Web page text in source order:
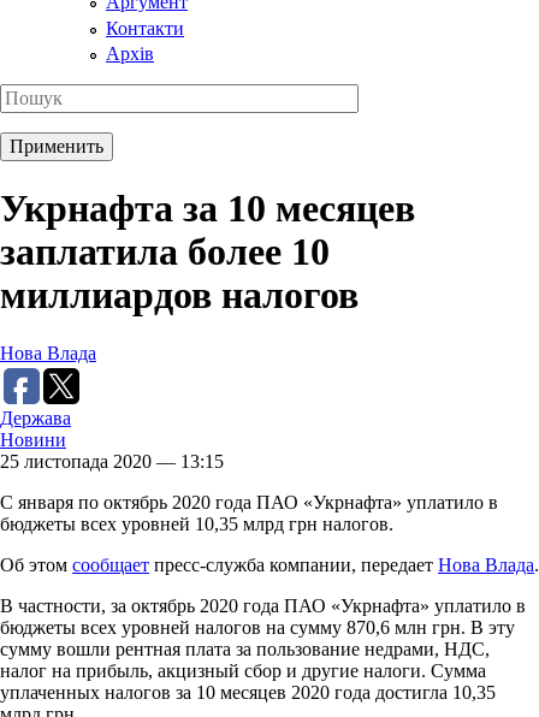
Контакти
Архів
Укрнафта за 10 месяцев
заплатила более 10
миллиардов налогов
Нова Влада
Держава
Новини
25 листопада 2020 — 13:15
С января по октябрь 2020 года ПАО «Укрнафта» уплатило в
бюджеты всех уровней 10,35 млрд грн налогов.
Об этом сообщает пресс-служба компании, передает Нова Влада.
В частности, за октябрь 2020 года ПАО «Укрнафта» уплатило в
бюджеты всех уровней налогов на сумму 870,6 млн грн. В эту
сумму вошли рентная плата за пользование недрами, НДС,
налог на прибыль, акцизный сбор и другие налоги. Сумма
уплаченных налогов за 10 месяцев 2020 года достигла 10,35